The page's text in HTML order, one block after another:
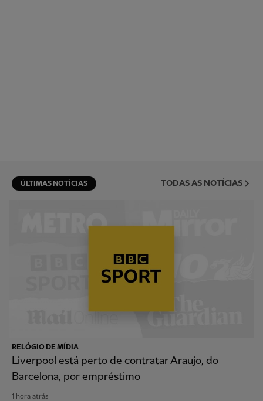
ÚLTIMAS NOTÍCIAS TODAS AS NOTÍCIAS
RELÓGIO DE MÍDIA
Liverpool está perto de contratar Araujo, do
Barcelona, por empréstimo
1 hora atrás